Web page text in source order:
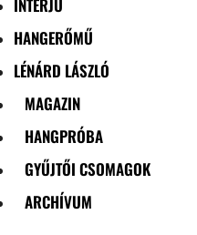
INTERJÚ
HANGERŐMŰ
LÉNÁRD LÁSZLÓ
MAGAZIN
HANGPRÓBA
GYŰJTŐI CSOMAGOK
ARCHÍVUM